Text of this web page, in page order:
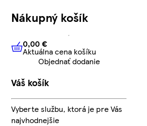
Nákupný košík
0,00 € Aktuálna cena košíku
0,00 €
Aktuálna cena košíku
Objednať dodanie
Váš košík
Vyberte službu, ktorá je pre Vás
najvhodnejšie